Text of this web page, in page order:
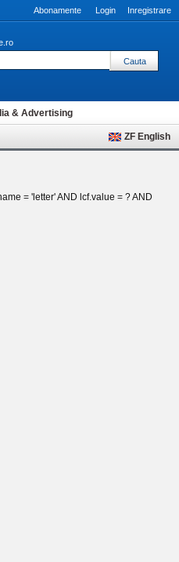
Abonamente Login Inregistrare
& Advertising
ZF English
= 'letter' AND lcf.value = ? AND